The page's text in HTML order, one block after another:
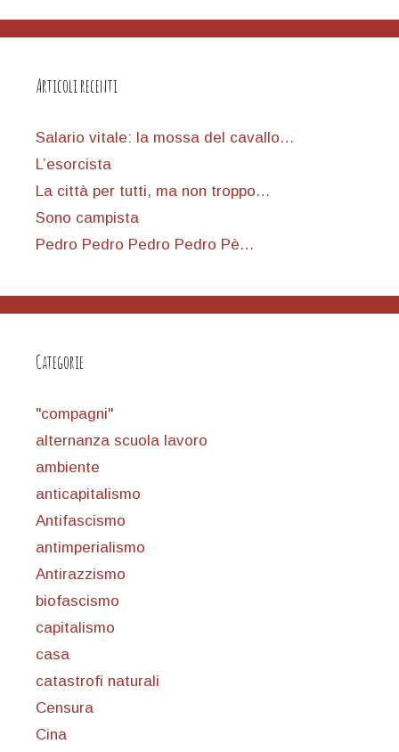
Articoli recenti
Salario vitale: la mossa del cavallo…
L’esorcista
La città per tutti, ma non troppo…
Sono campista
Pedro Pedro Pedro Pedro Pè…
Categorie
"compagni"
alternanza scuola lavoro
ambiente
anticapitalismo
Antifascismo
antimperialismo
Antirazzismo
biofascismo
capitalismo
casa
catastrofi naturali
Censura
Cina